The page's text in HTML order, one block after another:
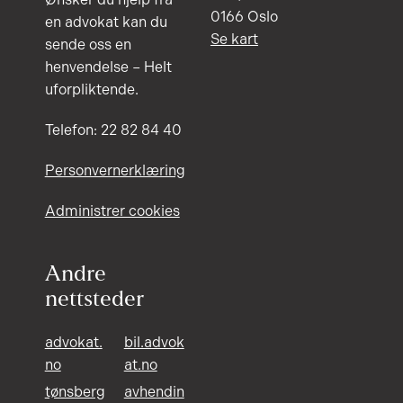
en advokat kan du
sende oss en
henvendelse – Helt
uforpliktende.
Telefon: 22 82 84 40
Personvernerklæring
Administrer cookies
Andre
nettsteder
advokat.
no
bil.advok
at.no
tønsberg
avhendin
0166 Oslo
Se kart